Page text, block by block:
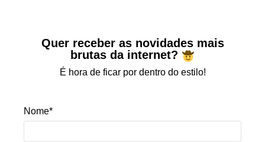
Quer receber as novidades mais
brutas da internet?
É hora de ficar por dentro do estilo!
Nome*